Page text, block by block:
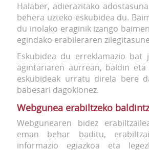
Halaber, adierazitako
behera uzteko eskubidea du.
du inolako eraginik izango
egindako erabileraren
Eskubidea du erreklamazio bat
agintariaren aurrean, baldin
eskubideak urratu direla bere
babesari dagokionez.
Webgunea erabiltzeko
Webgunearen bidez
eman behar baditu,
informazio egiazkoa eta